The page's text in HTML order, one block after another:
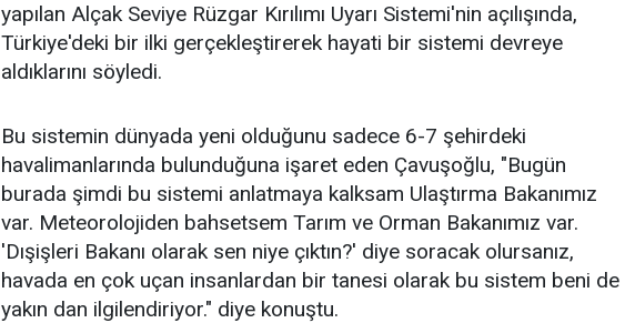
yapılan Alçak Seviye Rüzgar Kırılımı Uyarı Sistemi'nin açılışında,
Türkiye'deki bir ilki gerçekleştirerek hayati bir sistemi devreye
aldıklarını söyledi.
Bu sistemin dünyada yeni olduğunu sadece 6-7 şehirdeki
havalimanlarında bulunduğuna işaret eden Çavuşoğlu, "Bugün
burada şimdi bu sistemi anlatmaya kalksam Ulaştırma Bakanımız
var. Meteorolojiden bahsetsem Tarım ve Orman Bakanımız var.
'Dışişleri Bakanı olarak sen niye çıktın?' diye soracak olursanız,
havada en çok uçan insanlardan bir tanesi olarak bu sistem beni de
yakın dan ilgilendiriyor." diye konuştu.